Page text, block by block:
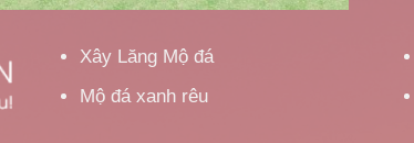
Xây Lăng Mộ đá
Mộ đá xanh rêu